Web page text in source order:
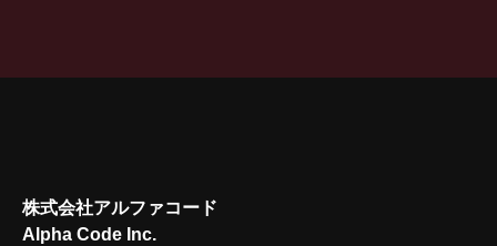
株式会社アルファコード
Alpha Code Inc.